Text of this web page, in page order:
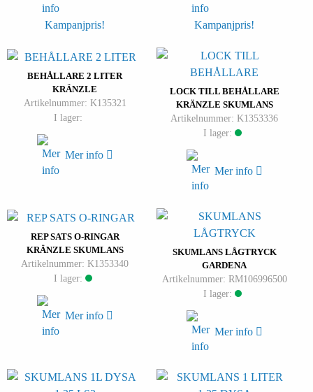
Kampanjpris! Kampanjpris!
BEHÅLLARE 2 LITER
KRÄNZLE
Artikelnummer: K135321
I lager:
Mer info
LOCK TILL BEHÅLLARE
KRÄNZLE SKUMLANS
Artikelnummer: K1353336
I lager:
Mer info
REP SATS O-RINGAR
KRÄNZLE SKUMLANS
Artikelnummer: K1353340
I lager:
Mer info
SKUMLANS LÅGTRYCK
GARDENA
Artikelnummer: RM106996500
I lager:
Mer info